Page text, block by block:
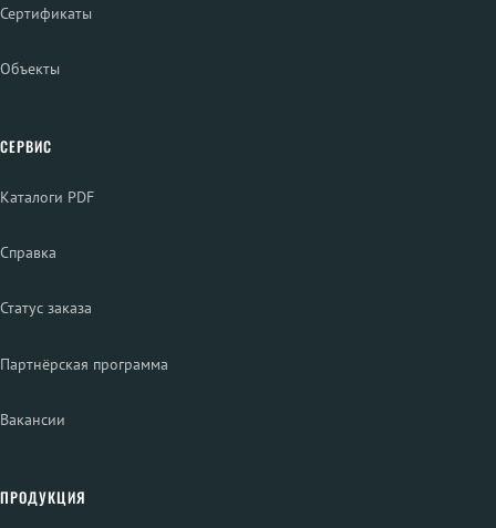
Сертификаты
Объекты
СЕРВИС
Каталоги PDF
Справка
Статус заказа
Партнёрская программа
Вакансии
ПРОДУКЦИЯ